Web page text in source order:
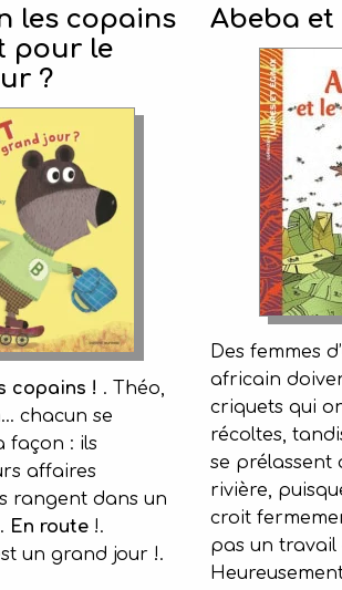
les copains
pour le
?
copains ! . Théo,
chacun se
façon : ils
affaires
rangent dans un
En route!.
un grand jour !.
Abeba et
Des femmes
africain
criquets qui
récoltes,
se prélassent
rivière,
croit
pas un travail